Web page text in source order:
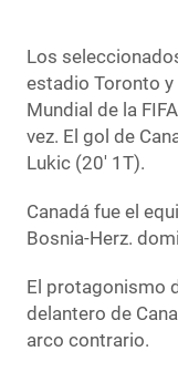
Los
estadio Toronto y
Mundial de la
vez. El gol de
Lukic (20′ 1T).
Canadá fue el
Bosnia-Herz.
El protagonismo
delantero de
arco contrario.